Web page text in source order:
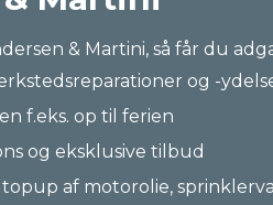
& Martini, så får du
og -
f.eks. op til ferien
og eksklusive tilbud
af motorolie,